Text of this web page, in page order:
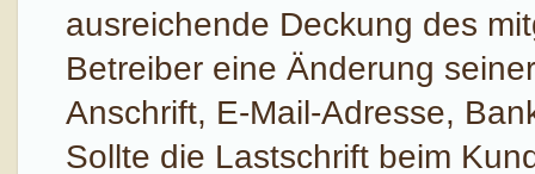
ausreichende Deckung des
Betreiber eine Änderung
Anschrift, E-Mail-Adresse,
Sollte die Lastschrift beim